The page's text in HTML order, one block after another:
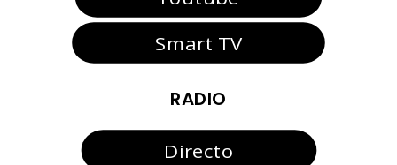
Smart TV
RADIO
Directo